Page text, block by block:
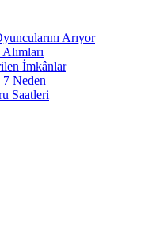
Arıyor
İmkânlar
Neden
Saatleri